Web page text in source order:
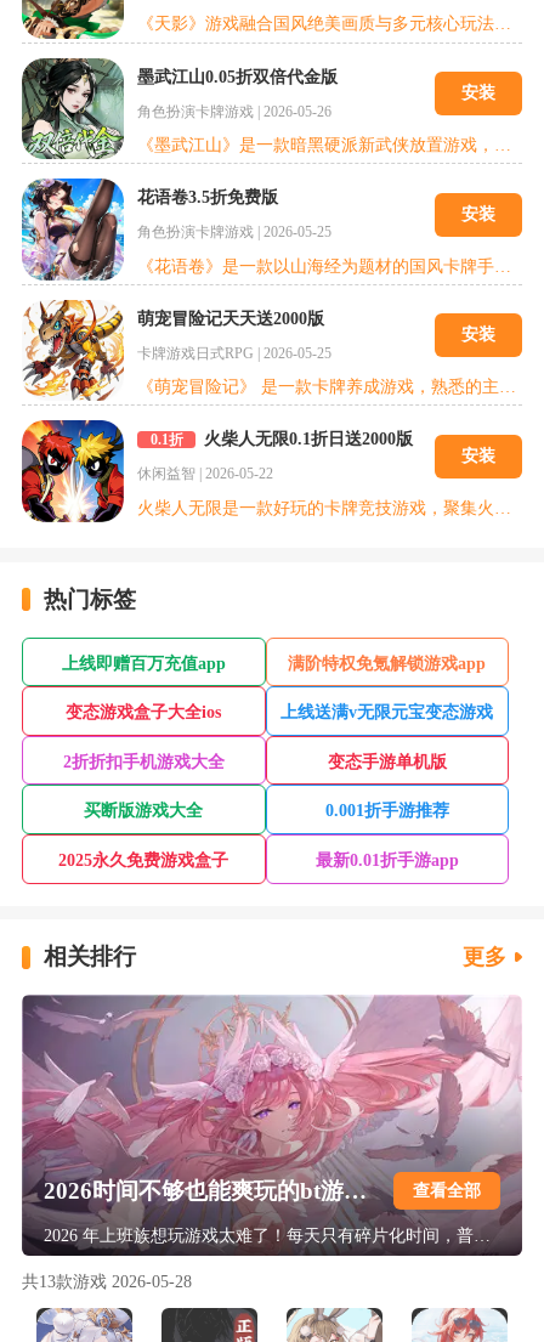
《天影》游戏融合国风绝美画质与多元核心玩法，兼具角色收集、阵容策略、仙法修炼、秘境探索、跨服对战等内容。复刻万仙阵、诛仙阵、朝歌之战等名场面，还原正统封神剧情；搭配仙兽坐骑、道法阵法、神器锻造等养成体系，自由搭配流派战力。踏破三界纷争，亲历仙妖大战，执掌封神天命。是辅佐周室平定乱世，还是投身截教逆天而行？你的选择，将改写封神结局，登顶封神之巅，书写属于自己的洪荒神话传奇。
墨武江山0.05折双倍代金版
角色扮演卡牌游戏 | 2026-05-26
安装
花语卷3.5折免费版
角色扮演卡牌游戏 2026-05-25
安装
萌宠冒险记天天送2000版
卡牌游戏日式RPG | 2026-05-25
安装
0.1折 火柴人无限0.1折日送2000版
休闲益智 2026-05-22
安装
热门标签
上线即赠百万充值app 满阶特权免氪解锁游戏app
变态游戏盒子大全ios 上线送满v无限元宝变态游戏
2折折扣手机游戏大全 变态手游单机版
买断版游戏大全 0.001折手游推荐
2025永久免费游戏盒子 最新0.01折手游app
相关排行 更多
2026时间不够也能爽玩的bt游戏合集 查看全部
2026 年上班族想玩游戏太难了！每天只有碎片化时间，普通游戏肝度高、节奏慢，很多 BT 游戏更是虚假宣传，福利全是文字游戏，还强制要求长时间在线。这份时间不够也能爽玩的 BT 游戏合集，专为摸鱼党量身打造，所有游戏均经实机验证，支持全自动挂机与离线收益拉满，每天仅需 5 分钟就能清完日常，上线就送满级 VIP 与真充福利，爆率超高无逼氪，覆盖全热门品类，让你上班摸鱼也能轻松当大佬。
共13款游戏 2026-05-28